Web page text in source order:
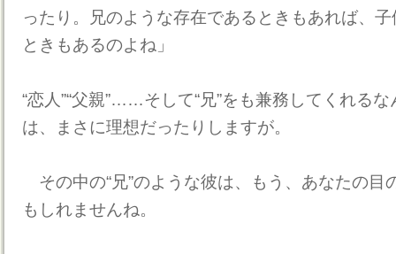
ったり。兄のような存在であるときもあれば、
ときもあるのよね」
“恋人”“父親”……そして“兄”をも兼務してくれる
は、まさに理想だったりしますが。
その中の“兄”のような彼は、もう、あなたの目
もしれませんね。